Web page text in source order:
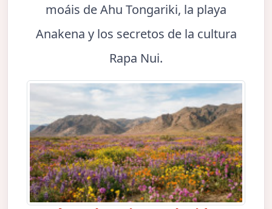
moáis de Ahu Tongariki, la playa
Anakena y los secretos de la cultura
Rapa Nui.